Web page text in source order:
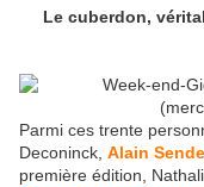
Le cuberdon,
Parmi ces trente
Deconinck, Alain
première édition,